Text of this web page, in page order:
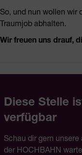
So, und nun wollen wir
Traumjob abhalten.
Wir freuen uns drauf,
Diese Stelle
verfügbar
Schau dir gern
der HOCHBAHN